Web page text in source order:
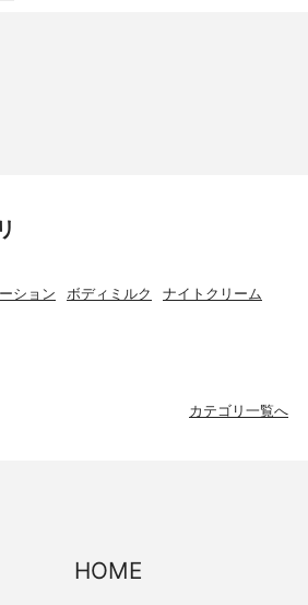
ション ボディミルク ナイトクリーム
カテゴリ一覧へ
HOME